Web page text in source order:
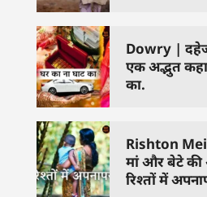
Dowry | दहेज
एक अद्भुत
का.
Rishton
मां और बेटे की
रिश्तों में